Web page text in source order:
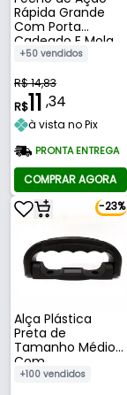
Rápida Grande
Com Porta
Cadeado E Mola
Reta 109 Mm
+50 vendidos
R$ 14,83
R$11 ,34
à vista no Pix
PRONTA ENTREGA
COMPRAR AGORA
-23%
Alça Plástica
Preta de
Tamanho Médio
Com
Identificador
+100 vendidos